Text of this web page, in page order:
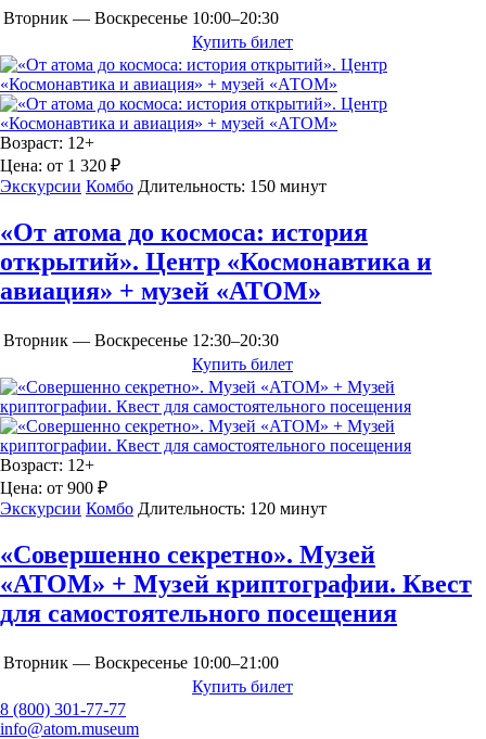
Вторник — Воскресенье 10:00–20:30
Купить билет
Возраст: 12+
Цена: от 1 320 ₽
Экскурсии Комбо Длительность: 150 минут
«От атома до космоса: история
открытий». Центр «Космонавтика и
авиация» + музей «АТОМ»
Вторник — Воскресенье 12:30–20:30
Купить билет
Возраст: 12+
Цена: от 900 ₽
Экскурсии Комбо Длительность: 120 минут
«Совершенно секретно». Музей
«АТОМ» + Музей криптографии. Квест
для самостоятельного посещения
Вторник — Воскресенье 10:00–21:00
Купить билет
8 (800) 301-77-77
info@atom.museum